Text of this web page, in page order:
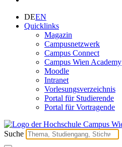
DEEN
Quicklinks
Magazin
Campusnetzwerk
Campus Connect
Campus Wien Academy
Moodle
Intranet
Vorlesungsverzeichnis
Portal für Studierende
Portal für Vortragende
Suche